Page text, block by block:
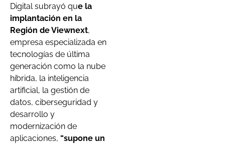
Digital subrayó que la
implantación en la
Región de Viewnext,
empresa especializada en
tecnologías de última
generación como la nube
híbrida, la inteligencia
artificial, la gestión de
datos, ciberseguridad y
desarrollo y
modernización de
aplicaciones, “supone un